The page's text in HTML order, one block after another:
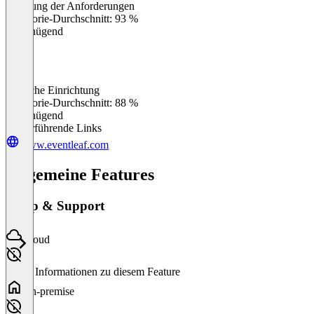
Erfüllung der Anforderungen
Kategorie-Durchschnitt: 93 %
Ungenügend
Einfache Einrichtung
Kategorie-Durchschnitt: 88 %
Ungenügend
Weiterführende Links
www.eventleaf.com
Allgemeine Features
Setup & Support
Cloud
Keine Informationen zu diesem Feature
On-premise